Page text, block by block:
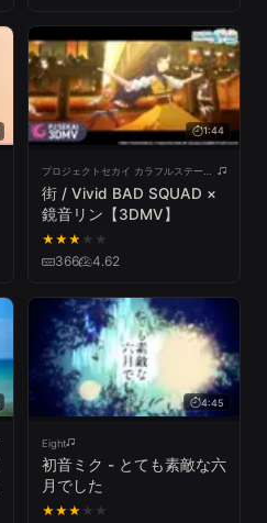
1:44
プロジェクトセカイ カラフルステージ! feat. 初音ミク
街 / Vivid BAD SQUAD ×
鏡音リン【3DMV】
★★★ ★ ★
366 4.62
4:45
Eight
初音ミク - とても素敵な六
月でした
★★★ ★ ★